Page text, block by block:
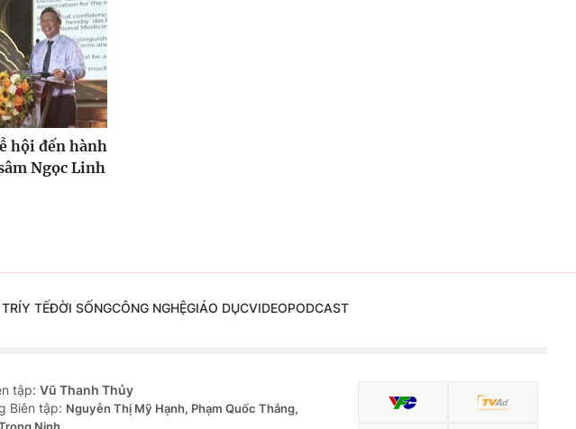
hội đến hành
Ngọc Linh
Y TẾĐỜI SỐNGCÔNG NGHỆGIÁO DỤCVIDEOPODCAST
tập: Vũ Thanh Thủy
Biên tập: Nguyễn Thị Mỹ Hạnh, Phạm Quốc Thắng,